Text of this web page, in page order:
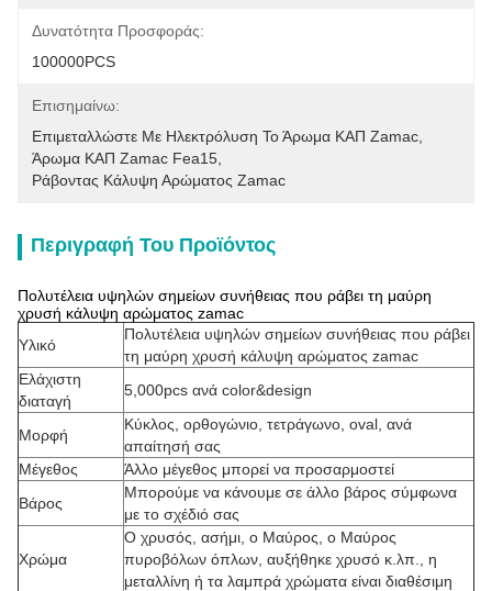
Δυνατότητα Προσφοράς:
100000PCS
Επισημαίνω:
Επιμεταλλώστε Με Ηλεκτρόλυση Το Άρωμα ΚΑΠ Zamac
Άρωμα ΚΑΠ Zamac Fea15
Ράβοντας Κάλυψη Αρώματος Zamac
Περιγραφή Του Προϊόντος
Πολυτέλεια υψηλών σημείων συνήθειας που ράβει τη μαύρη
χρυσή κάλυψη αρώματος zamac
Υλικό
Πολυτέλεια υψηλών σημείων συνήθειας που ράβει
τη μαύρη χρυσή κάλυψη αρώματος zamac
Ελάχιστη
διαταγή
5,000pcs ανά color&design
Μορφή
Κύκλος, ορθογώνιο, τετράγωνο, oval, ανά
απαίτησή σας
Μέγεθος
Άλλο μέγεθος μπορεί να προσαρμοστεί
Βάρος
Μπορούμε να κάνουμε σε άλλο βάρος σύμφωνα
με το σχέδιό σας
Χρώμα
Ο χρυσός, ασήμι, ο Μαύρος, ο Μαύρος
πυροβόλων όπλων, αυξήθηκε χρυσό κ.λπ., η
μεταλλίνη ή τα λαμπρά χρώματα είναι διαθέσιμη